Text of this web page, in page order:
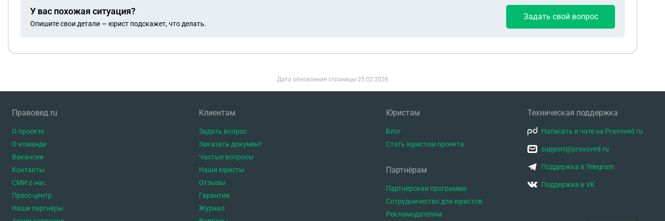
У вас похожая ситуация?
Опишите свои детали — юрист подскажет, что делать.
Задать свой вопрос
Дата обновления страницы 25.02.2026
Правовед.ru
О проекте
О команде
Вакансии
Контакты
СМИ о нас
Пресс-центр
Наши партнёры
Клиентам
Задать вопрос
Заказать документ
Частые вопросы
Наши юристы
Отзывы
Гарантии
Журнал
Юристам
Блог
Стать юристом проекта
Партнёрам
Партнёрская программа
Сотрудничество для юристов
Рекламодателям
Техническая поддержка
Написать в чате на Pravoved.ru
support@pravoved.ru
Поддержка в Telegram
Поддержка в VK